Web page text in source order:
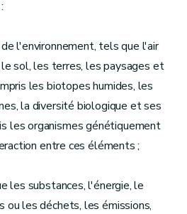
l'environnement, tels que l'air
sol, les terres, les paysages et
les biotopes humides, les
la diversité biologique et ses
les organismes génétiquement
entre ces éléments ;
les substances, l'énergie, le
ou les déchets, les émissions,